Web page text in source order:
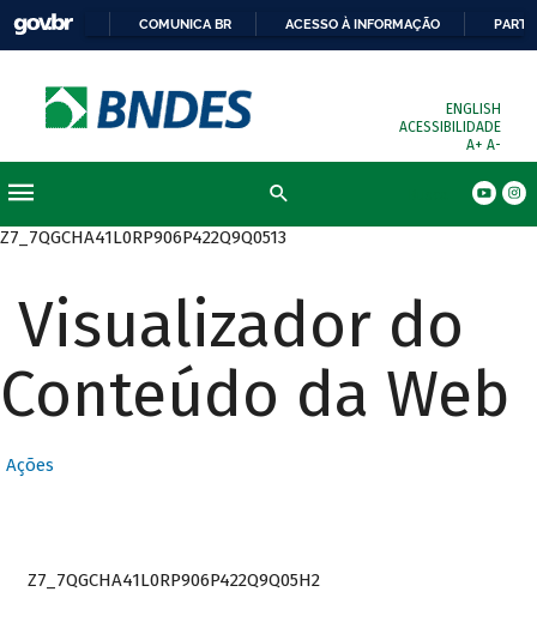
COMUNICA BR ACESSO À INFORMAÇÃO
ENGLISH
ACESSIBILIDADE
A+ A-
Z7_7QGCHA41L0RP906P422Q9Q0513
Visualizador do
Conteúdo da Web
Ações
Z7_7QGCHA41L0RP906P422Q9Q05H2